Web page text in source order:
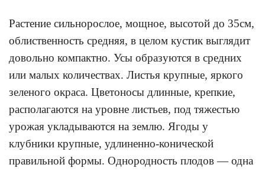
Растение сильнорослое, мощное, высотой до 35см,
облиственность средняя, в целом кустик выглядит
довольно компактно. Усы образуются в средних
или малых количествах. Листья крупные, яркого
зеленого окраса. Цветоносы длинные, крепкие,
располагаются на уровне листьев, под тяжестью
урожая укладываются на землю. Ягоды у
клубники крупные, удлиненно-конической
правильной формы. Однородность плодов — одна